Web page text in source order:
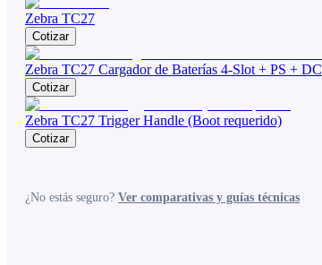
Zebra TC27
Cotizar
Zebra TC27 Cargador de Baterías 4-Slot + PS + DC
Cotizar
Zebra TC27 Trigger Handle (Boot requerido)
Cotizar
¿No estás seguro? Ver comparativas y guías técnicas